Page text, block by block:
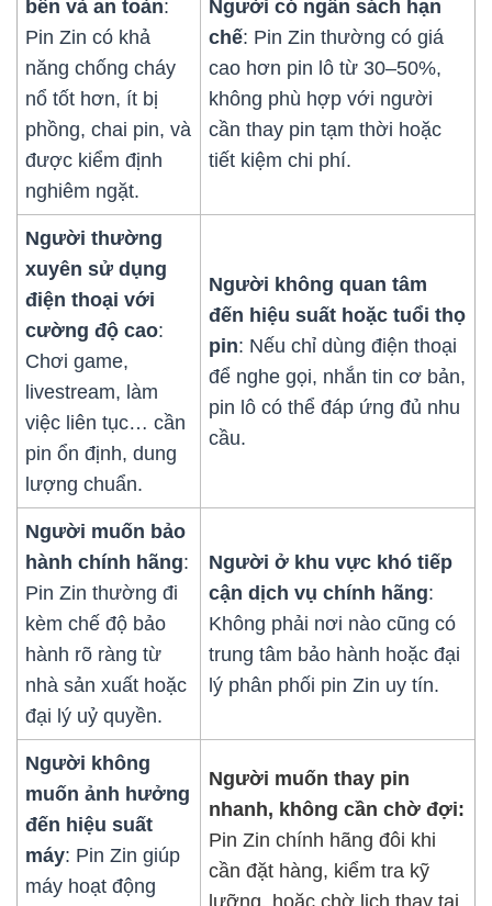
bền và an toàn:
Pin Zin có khả
năng chống cháy
nổ tốt hơn, ít bị
phồng, chai pin, và
được kiểm định
nghiêm ngặt.
Người có ngân sách hạn
chế: Pin Zin thường có giá
cao hơn pin lô từ 30–50%,
không phù hợp với người
cần thay pin tạm thời hoặc
tiết kiệm chi phí.
Người thường
xuyên sử dụng
điện thoại với
cường độ cao:
Chơi game,
livestream, làm
việc liên tục… cần
pin ổn định, dung
lượng chuẩn.
Người không quan tâm
đến hiệu suất hoặc tuổi thọ
pin: Nếu chỉ dùng điện thoại
để nghe gọi, nhắn tin cơ bản,
pin lô có thể đáp ứng đủ nhu
cầu.
Người muốn bảo
hành chính hãng:
Pin Zin thường đi
kèm chế độ bảo
hành rõ ràng từ
nhà sản xuất hoặc
đại lý uỷ quyền.
Người ở khu vực khó tiếp
cận dịch vụ chính hãng:
Không phải nơi nào cũng có
trung tâm bảo hành hoặc đại
lý phân phối pin Zin uy tín.
Người không
muốn ảnh hưởng
đến hiệu suất
máy: Pin Zin giúp
máy hoạt động
Người muốn thay pin
nhanh, không cần chờ đợi:
Pin Zin chính hãng đôi khi
cần đặt hàng, kiểm tra kỹ